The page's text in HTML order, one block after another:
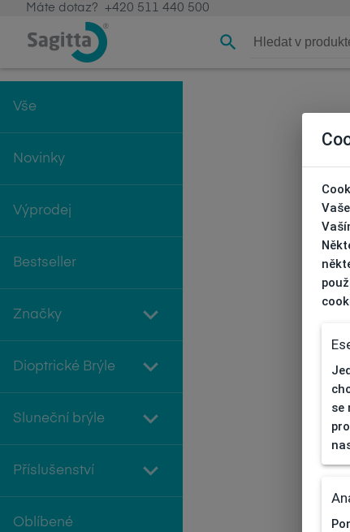
Máte dotaz? +420 511 440 500
Vše
Novinky
Výprodej
Bestseller
Značky
Dioptrické Brýle
Sluneční brýle
Příslušenství
Oblíbené
se